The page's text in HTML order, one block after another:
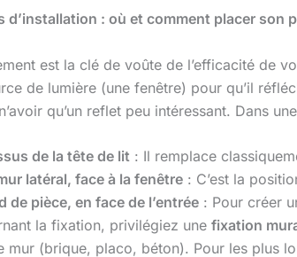
d’installation : où et comment placer son
est la clé de voûte de l’efficacité de
de lumière (une fenêtre) pour qu’il
qu’un reflet peu intéressant. Dans une
de la tête de lit : Il remplace
latéral, face à la fenêtre : C’est la
de pièce, en face de l’entrée : Pour créer
la fixation, privilégiez une fixation
mur (brique, placo, béton). Pour les plus